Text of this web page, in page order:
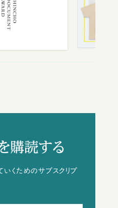
購読する
いくためのサブスクリプ